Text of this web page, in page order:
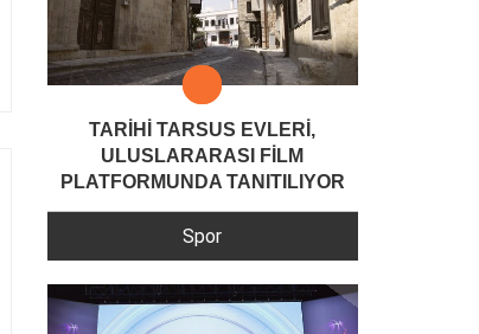
TARİHİ TARSUS EVLERİ,
ULUSLARARASI FİLM
PLATFORMUNDA TANITILIYOR
Spor